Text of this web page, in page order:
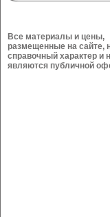
Все материалы и цены,
размещенные на сайте,
справочный характер и
являются публичной